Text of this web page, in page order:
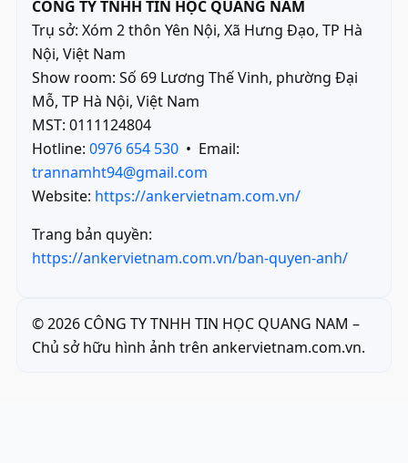
CÔNG TY TNHH TIN HỌC QUANG NAM
Trụ sở: Xóm 2 thôn Yên Nội, Xã Hưng Đạo, TP Hà
Nội, Việt Nam
Show room: Số 69 Lương Thế Vinh, phường Đại
Mỗ, TP Hà Nội, Việt Nam
MST: 0111124804
Hotline: 0976 654 530 • Email:
trannamht94@gmail.com
Website: https://ankervietnam.com.vn/
Trang bản quyền:
https://ankervietnam.com.vn/ban-quyen-anh/
©2026 CÔNG TY TNHH TIN HỌC QUANG NAM –
Chủ sở hữu hình ảnh trên ankervietnam.com.vn.